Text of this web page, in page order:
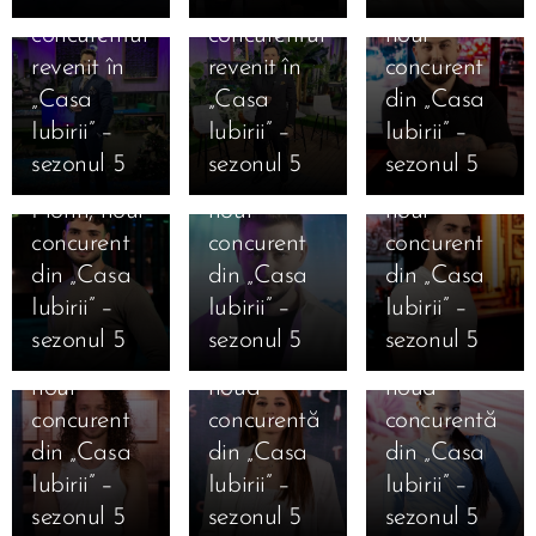
concurentul
revenit în
„Casa
Iubirii” –
sezonul 5
concurentul
revenit în
„Casa
Iubirii” –
sezonul 5
noul
concurent
din „Casa
Iubirii” –
sezonul 5
12.01.2026
Cine este
Valentin
Florin, noul
concurent
din „Casa
Iubirii” –
sezonul 5
12.01.2026
Cine este
Alexandru
Punga,
noul
concurent
din „Casa
Iubirii” –
sezonul 5
12.01.2026
Cine este
Iosif
Ciolan,
noul
concurent
din „Casa
Iubirii” –
sezonul 5
12.01.2026
Cine este
Mihai
Mărginean,
noul
concurent
din „Casa
Iubirii” –
sezonul 5
12.01.2026
Cine este
Alexandra
Geamănu,
noua
concurentă
din „Casa
Iubirii” –
sezonul 5
12.01.2026
Cine este
Ana
Cristiana
Bălăuca,
noua
concurentă
din „Casa
Iubirii” –
sezonul 5
12.01.2026
Cine este
Jaqueline
12.01.2026
Cine este
Carolina
12.01.2026
Cine este
Daniela
Ioana
Camelia
11.01.2026
Mesajele
câștigătorilor
11.01.2026
Marea
Finală
Casa Iubirii
– Andreea
Mantea
dezvăluie
în premieră
absolută
pentru un